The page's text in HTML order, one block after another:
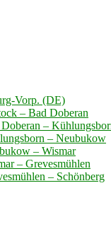
Vorp. (DE)
– Bad Doberan
–
– Neubukow
– Wismar
– Grevesmühlen
– Schönberg